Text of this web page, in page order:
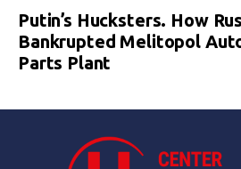
Putin’s Hucksters. How
Bankrupted Melitopol
Parts Plant